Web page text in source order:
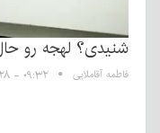
شنیدی؟ لهجه رو
فاطمه آقاملایی ۰۹:۳۲ - ۲۸ فروردین ۱۴۰۴